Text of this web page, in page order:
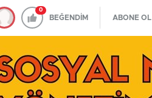
0
BEĞENDİM ABONE OL